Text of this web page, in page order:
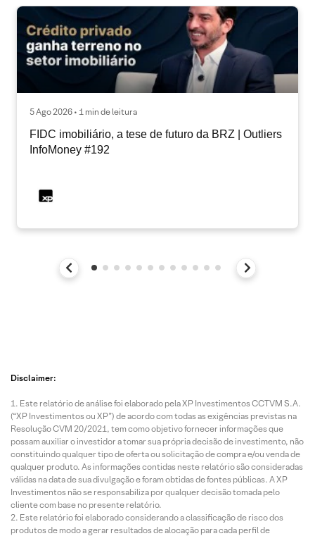
5 Ago 2026 • 1 min de leitura
FIDC imobiliário, a tese de futuro da BRZ | Outliers
InfoMoney #192
Disclaimer:
Este relatório de análise foi elaborado pela XP Investimentos CCTVM S.A.
(“XP Investimentos ou XP”) de acordo com todas as exigências previstas na
Resolução CVM 20/2021, tem como objetivo fornecer informações que
possam auxiliar o investidor a tomar sua própria decisão de investimento, não
constituindo qualquer tipo de oferta ou solicitação de compra e/ou venda de
qualquer produto. As informações contidas neste relatório são consideradas
válidas na data de sua divulgação e foram obtidas de fontes públicas. A XP
Investimentos não se responsabiliza por qualquer decisão tomada pelo
cliente com base no presente relatório.
Este relatório foi elaborado considerando a classificação de risco dos
produtos de modo a gerar resultados de alocação para cada perfil de